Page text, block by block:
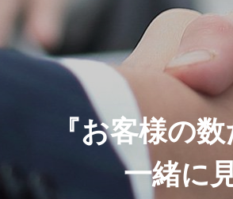
トップメッセージ
TOP MESSAGE
『お客様の数
一緒に